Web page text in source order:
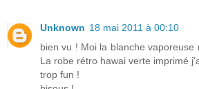
Unknown 18 mai 2011 à 00:10
bien vu ! Moi la blanche vaporeuse
La robe rétro hawai verte imprimé
trop fun !